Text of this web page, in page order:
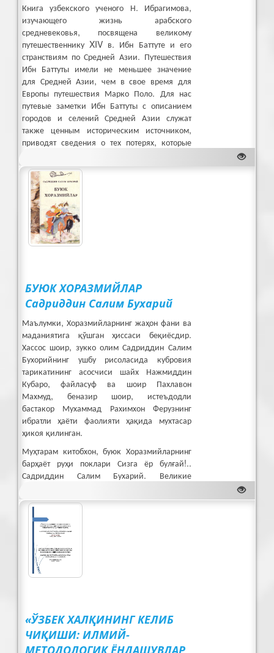
Книга узбекского ученого Н. Ибрагимова,
изучающего жизнь арабского
средневековья, посвящена великому
путешественнику XIV в. Ибн Баттуте и его
странствиям по Средней Азии. Путешествия
Ибн Баттуты имели не меньшее значение
для Средней Азии, чем в свое время для
Европы путешествия Марко Поло. Для нас
путевые заметки Ибн Баттуты с описанием
городов и селений Средней Азии служат
также ценным историческим источником,
приводят сведения о тех потерях, которые
БУЮК ХОРАЗМИЙЛАР
Садриддин Салим Бухарий
Маълумки, Хоразмийларнинг жаҳон фани ва
маданиятига қўшган ҳиссаси беқиёсдир.
Хассос шоир, зукко олим Садриддин Салим
Бухорийнинг ушбу рисоласида кубровия
тарикатининг асосчиси шайх Нажмиддин
Кубаро, файласуф ва шоир Пахлавон
Махмуд, беназир шоир, истеъдодли
бастакор Мухаммад Рахимхон Ферузнинг
ибратли ҳаёти фаолияти ҳақида мухтасар
ҳикоя қилинган.
Муҳтарам китобхон, буюк Хоразмийларнинг
барҳаёт руҳи поклари Сизга ёр булғай!..
Садриддин Салим Бухарий. Великие
«ЎЗБЕК ХАЛҚИНИНГ КЕЛИБ
ЧИҚИШИ: ИЛМИЙ-
МЕТОДОЛОГИК ЁНДАШУВЛАР,